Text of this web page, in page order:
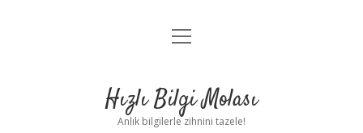
Anasayfa
Yasal Uyarı
menüyü
Hızlı Bilgi Molası
Anlık bilgilerle zihnini tazele!